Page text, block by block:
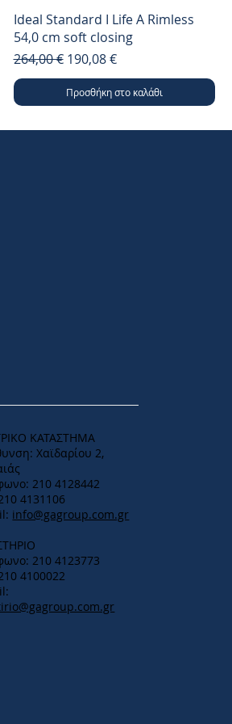
Ideal Standard I Life A Rimless
54,0 cm soft closing
Κανονική τιμή
264,00 € Τιμή Έκπτωσης
190,08 €
Προσθήκη στο καλάθι
ΚΑΤΑΣΤΗΜΑ
Χαϊδαρίου 2,
210 4128442
4131106
info@gagroup.com.gr
210 4123773
4100022